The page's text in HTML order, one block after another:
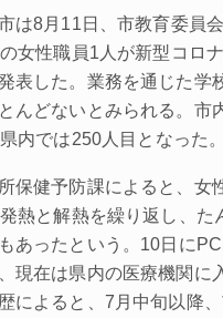
は8月11日、市教育委員
女性職員1人が新型コロ
表した。業務を通じた学
んどないとみられる。市
内では250人目となった。
保健予防課によると、女
熱と解熱を繰り返し、た
あったという。10日に
現在は県内の医療機関に
によると、7月中旬以降